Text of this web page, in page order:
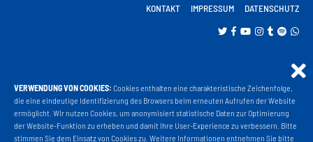
KONTAKT IMPRESSUM DATENSCHUTZ
Projekt Liga 3
VERWENDUNG VON COOKIES: Cookies enthalten eine charakteristische Zeichenfolge,
die eine eindeutige Identifizierung des Browsers beim erneuten Aufrufen der Website
ermöglicht. Wir nutzen Cookies, um anonymisiert statistische Daten zur Optimierung
der Website-Funktion zu erheben und damit Ihre User-Experience zu verbessern. Bitte
stimmen Sie dem Einsatz von Cookies zu. Weitere Informationen entnehmen Sie bitte